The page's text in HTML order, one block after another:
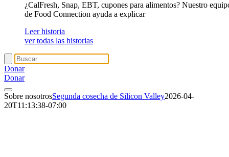
¿CalFresh, Snap, EBT, cupones para alimentos? Nuestro
de Food Connection ayuda a explicar
Leer historia
ver todas las historias
Donar
Donar
Sobre nosotrosSegunda cosecha de Silicon Valley2026-04-
20T11:13:38-07:00